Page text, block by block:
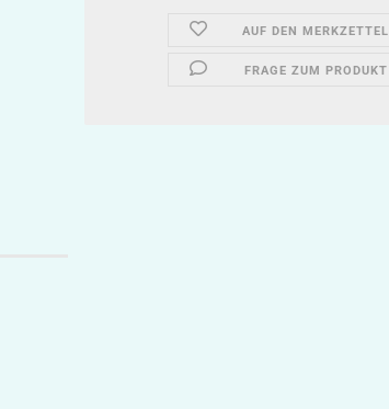
AUF DEN MERKZETTEL
FRAGE ZUM PRODUKT